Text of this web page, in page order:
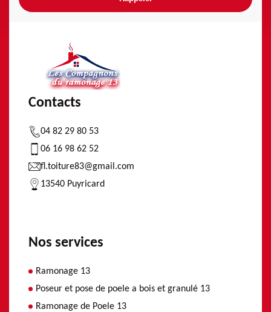
Contacts
04 82 29 80 53
06 16 98 62 52
fl.toiture83@gmail.com
13540 Puyricard
Nos services
Ramonage 13
Poseur et pose de poele a bois et granulé 13
Ramonage de Poele 13